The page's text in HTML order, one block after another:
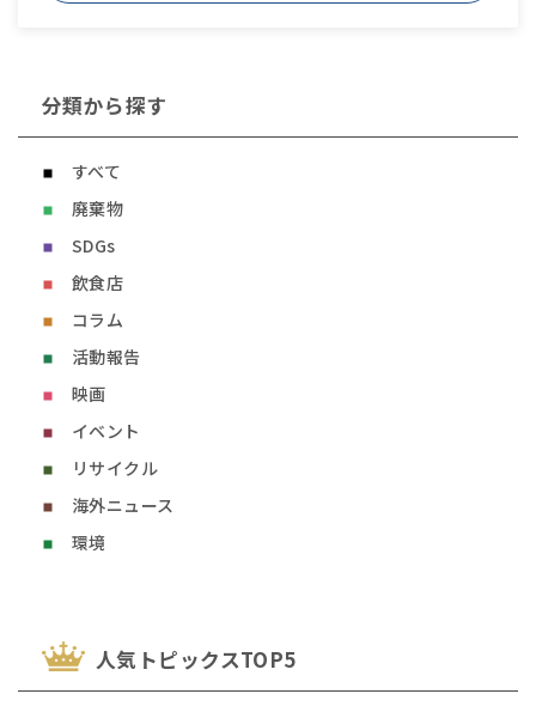
分類から探す
すべて
廃棄物
SDGs
飲食店
コラム
活動報告
映画
イベント
リサイクル
海外ニュース
環境
⼈気トピックスTOP5